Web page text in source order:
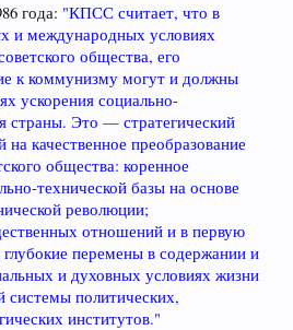
года: "КПСС считает, что в
и международных условиях
общества, его
к коммунизму могут и должны
ускорения социально-
страны. Это — стратегический
качественное преобразование
общества: коренное
технической базы на основе
революции;
отношений и в первую
перемены в содержании и
и духовных условиях жизни
системы политических,
институтов."